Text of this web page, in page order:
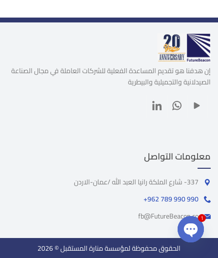
إن هدفنا هو تقديم المساعدة الفعلية للشركات العاملة في مجال الصناعة
الصيدلانية والتجميلية والبيطرية
معلومات التواصل
337- شارع الملكة رانيا العبد الله /عمان-الاردن
+962 789 990 990
fb@FutureBeacon.co
الحقوق محفوظة لمؤسسة منارة المستقبل © 2026Open chaty
1